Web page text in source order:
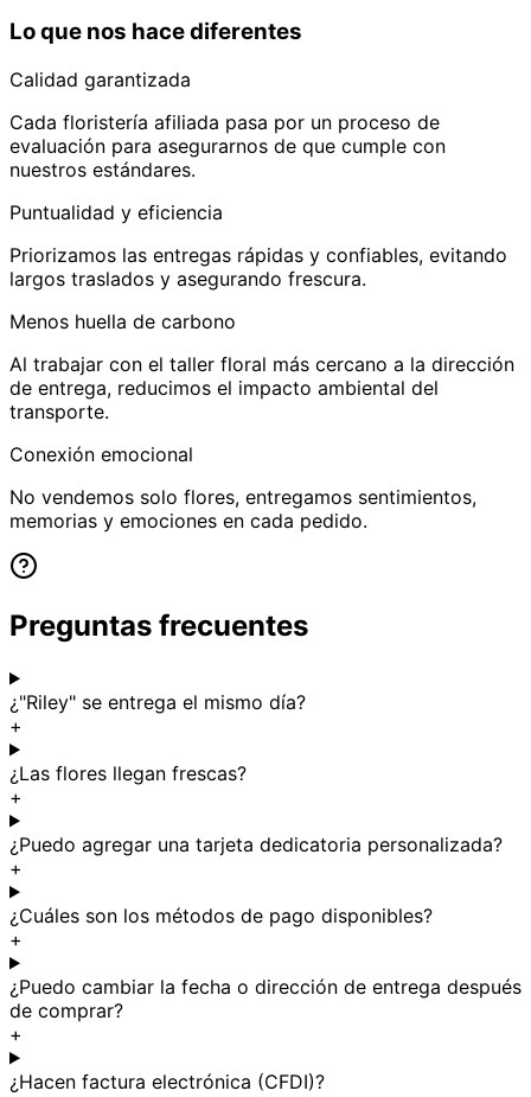
Lo que nos hace diferentes
Calidad garantizada
Cada floristería afiliada pasa por un proceso de
evaluación para asegurarnos de que cumple con
nuestros estándares.
Puntualidad y eficiencia
Priorizamos las entregas rápidas y confiables, evitando
largos traslados y asegurando frescura.
Menos huella de carbono
Al trabajar con el taller floral más cercano a la dirección
de entrega, reducimos el impacto ambiental del
transporte.
Conexión emocional
No vendemos solo flores, entregamos sentimientos,
memorias y emociones en cada pedido.
Preguntas frecuentes
¿"Riley" se entrega el mismo día?
+
¿Las flores llegan frescas?
+
¿Puedo agregar una tarjeta dedicatoria personalizada?
+
¿Cuáles son los métodos de pago disponibles?
+
¿Puedo cambiar la fecha o dirección de entrega después
de comprar?
+
¿Hacen factura electrónica (CFDI)?